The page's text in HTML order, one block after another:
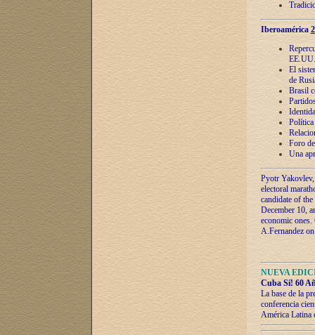
Iberoamérica
EE.UU.
El
de
Brasil
Política
Foro
Una
Pyotr
electoral
candidate of
December 10,
economic
A.Fernandez
NUEVA
Cuba Sí! 60
La base de la
conferencia
América Latina